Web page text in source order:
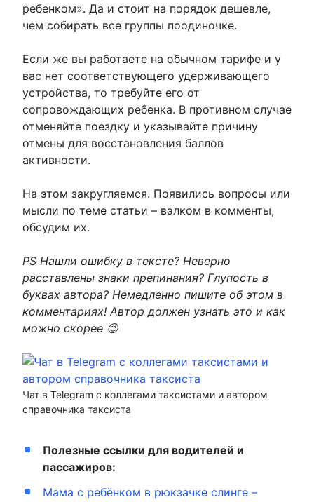
ребенком». Да и стоит на порядок дешевле,
чем собирать все группы поодиночке.
Если же вы работаете на обычном тарифе и у
вас нет соответствующего удерживающего
устройства, то требуйте его от
сопровождающих ребенка. В противном случае
отменяйте поездку и указывайте причину
отмены для восстановления баллов
активности.
На этом закругляемся. Появились вопросы или
мысли по теме статьи – вэлком в комменты,
обсудим их.
PS Нашли ошибку в тексте? Неверно
расставлены знаки препинания? Глупость в
буквах автора? Немедленно пишите об этом в
комментариях! Автор должен узнать это и как
можно скорее 😉
Чат в Telegram с коллегами таксистами и автором
справочника таксиста
Полезные ссылки для водителей и
пассажиров:
Мама с ребёнком в рюкзачке слинге –